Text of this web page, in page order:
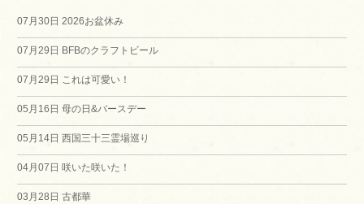
ビ
ー
シ
07月30日 2026お盆休み
07月29日 BFBのクラフトビール
07月29日 これは可愛い！
05月16日 母の日&バースデー
05月14日 西国三十三霊場巡り
04月07日 咲いた咲いた！
03月28日 古都華